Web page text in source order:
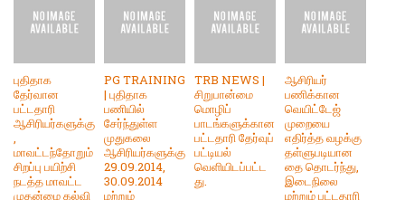
புதிதாக
தேர்வான
பட்டதாரி
ஆசிரியர்களுக்கு
,
மாவட்டந்தோறும்
சிறப்பு பயிற்சி
நடத்த மாவட்ட
முதன்மை கல்வி
PG TRAINING
| புதிதாக
பணியில்
சேர்ந்துள்ள
முதுகலை
ஆசிரியர்களுக்கு
29.09.2014,
30.09.2014
மற்றும்
TRB NEWS |
சிறுபான்மை
மொழிப்
பாடங்களுக்கான
பட்டதாரி தேர்வுப்
பட்டியல்
வெளியிடப்பட்ட
து.
ஆசிரியர்
பணிக்கான
வெயிட்டேஜ்
முறையை
எதிர்த்த வழக்கு
தள்ளுபடியான
தை தொடர்ந்து,
இடைநிலை
மற்றும் பட்டதாரி